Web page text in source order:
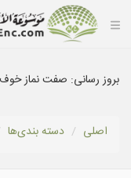
بروز رسانی: صفت نماز خوف
اصلی دسته بندى‌ها